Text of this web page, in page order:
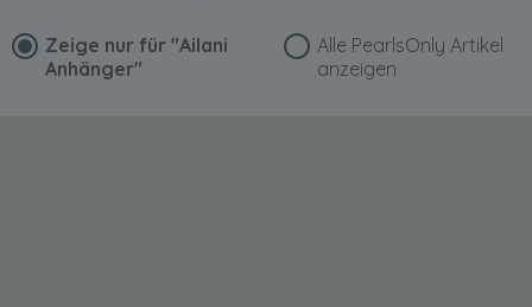
Zeige nur für "Ailani
Anhänger"
Alle PearlsOnly Artikel
anzeigen